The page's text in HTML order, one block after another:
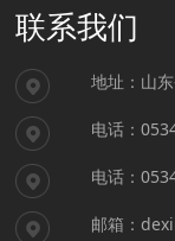
联系我们
地址：山
电话：
电话：
邮箱：